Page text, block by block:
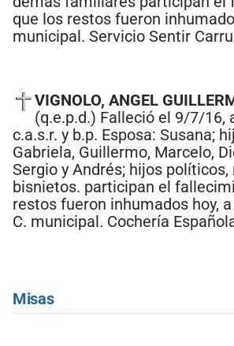
que los restos fueron
municipal. Servicio Sentir
VIGNOLO, ANGEL
(q.e.p.d.) Falleció el 9/7/16,
c.a.s.r. y b.p. Esposa: Susana;
Gabriela, Guillermo, Marcelo,
Sergio y Andrés; hijos políticos,
bisnietos. participan el
restos fueron inhumados hoy,
C. municipal. Cochería
Misas